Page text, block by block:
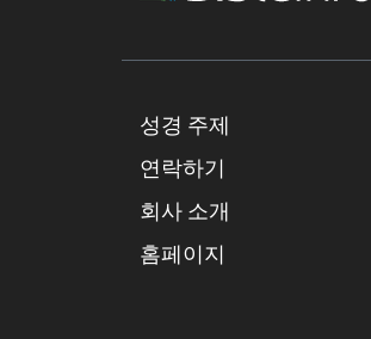
성경 주제
연락하기
회사 소개
홈페이지